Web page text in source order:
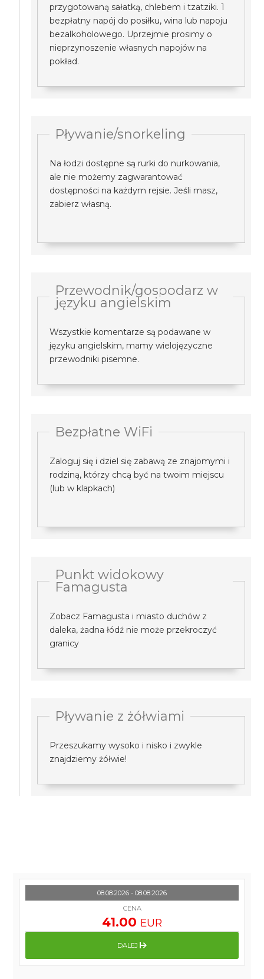
przygotowaną sałatką, chlebem i tzatziki. 1
bezpłatny napój do posiłku, wina lub napoju
bezalkoholowego. Uprzejmie prosimy o
nieprzynoszenie własnych napojów na
pokład.
Pływanie/snorkeling
Na łodzi dostępne są rurki do nurkowania,
ale nie możemy zagwarantować
dostępności na każdym rejsie. Jeśli masz,
zabierz własną.
Przewodnik/gospodarz w
języku angielskim
Wszystkie komentarze są podawane w
języku angielskim, mamy wielojęzyczne
przewodniki pisemne.
Bezpłatne WiFi
Zaloguj się i dziel się zabawą ze znajomymi i
rodziną, którzy chcą być na twoim miejscu
(lub w klapkach)
Punkt widokowy
Famagusta
Zobacz Famagusta i miasto duchów z
daleka, żadna łódź nie może przekroczyć
granicy
Pływanie z żółwiami
Przeszukamy wysoko i nisko i zwykle
znajdziemy żółwie!
08.08.2026 - 08.08.2026
CENA
41.00 EUR
DALEJ